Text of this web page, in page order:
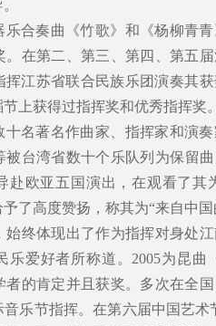
乐合奏曲《竹歌》和《杨柳青
在第二、第三、第四、第五
挥江苏省联合民族乐团演奏其
上获得过指挥奖和优秀指挥奖。
十名著名作曲家、指挥家和演
被台湾省数十个乐队列为保留
赴欧亚五国演出，在观看了
了高度赞扬，称其为“来自中
始终体现出了作为指挥对身处
乐爱好者所称道。2005为昆
者的肯定并且获奖。多次在全
乐节指挥。在第六届中国艺